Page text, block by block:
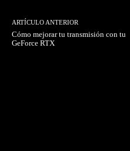
ARTÍCULO ANTERIOR
Cómo mejorar tu transmisión con tu
GeForce RTX